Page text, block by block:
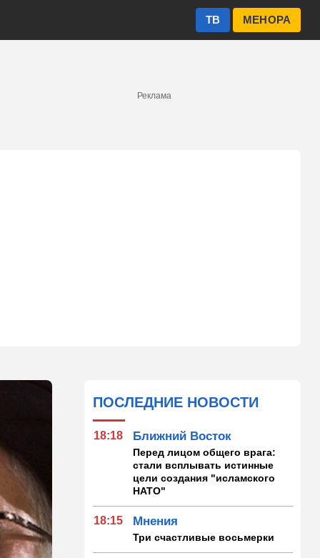
МЕНОРА
ТВ
Реклама
ПОСЛЕДНИЕ НОВОСТИ
18:18 Ближний Восток
Перед лицом общего врага:
стали всплывать истинные
цели создания "исламского
НАТО"
18:15 Мнения
Три счастливые восьмерки